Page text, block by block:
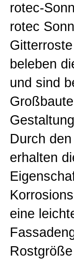
Alu
Qualität
Sitemap
rotec-
rotec
beleben
und sind
Durch
erhalten
eine